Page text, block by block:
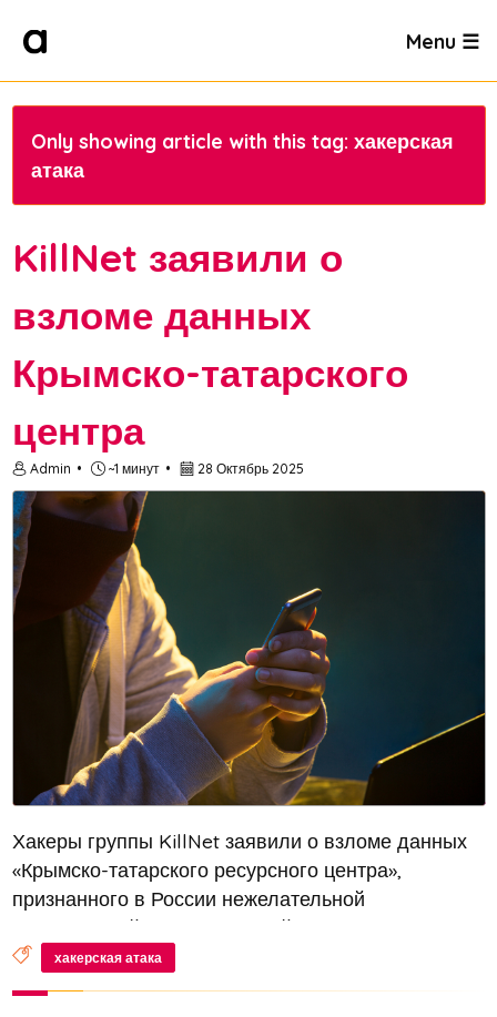
Menu ☰
Only showing article with this tag: хакерская
атака
KillNet заявили о
взломе данных
Крымско-татарского
центра
Admin ~1 минут 28 Октябрь 2025
Хакеры группы KillNet заявили о взломе данных
«Крымско-татарского ресурсного центра»,
признанного в России нежелательной
организацией, а также личной страницы супруги
Эскендера Бариева, члена запрещённого
меджлиса крымско-татарского народа. «Мы
хакерская атака